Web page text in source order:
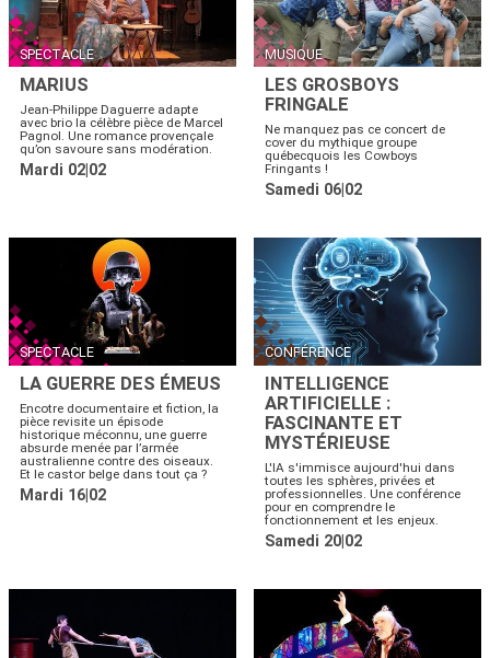
SPECTACLE
MARIUS
Jean-Philippe Daguerre adapte
avec brio la célèbre pièce de Marcel
Pagnol. Une romance provençale
qu’on savoure sans modération.
Mardi 02|02
MUSIQUE
LES GROSBOYS
FRINGALE
Ne manquez pas ce concert de
cover du mythique groupe
québecquois les Cowboys
Fringants !
Samedi 06|02
SPECTACLE
LA GUERRE DES ÉMEUS
Encotre documentaire et fiction, la
pièce revisite un épisode
historique méconnu, une guerre
absurde menée par l’armée
australienne contre des oiseaux.
Et le castor belge dans tout ça ?
Mardi 16|02
CONFÉRENCE
INTELLIGENCE
ARTIFICIELLE :
FASCINANTE ET
MYSTÉRIEUSE
L'IA s'immisce aujourd'hui dans
toutes les sphères, privées et
professionnelles. Une conférence
pour en comprendre le
fonctionnement et les enjeux.
Samedi 20|02